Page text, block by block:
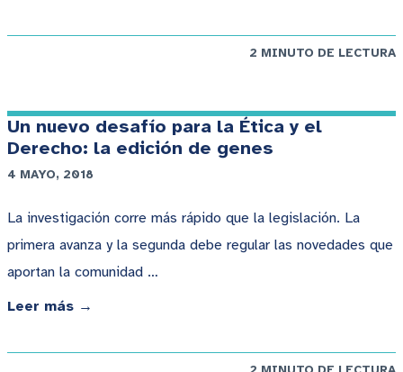
2 MINUTO DE LECTURA
Un nuevo desafío para la Ética y el
Derecho: la edición de genes
4 MAYO, 2018
La investigación corre más rápido que la legislación. La
primera avanza y la segunda debe regular las novedades que
aportan la comunidad …
Leer más →